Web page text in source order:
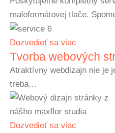
maloformátovej tlače.
Dozvedieť sa viac
Tvorba webových
Atraktívny webdizajn nie je
treba…
Dozvedieť sa viac